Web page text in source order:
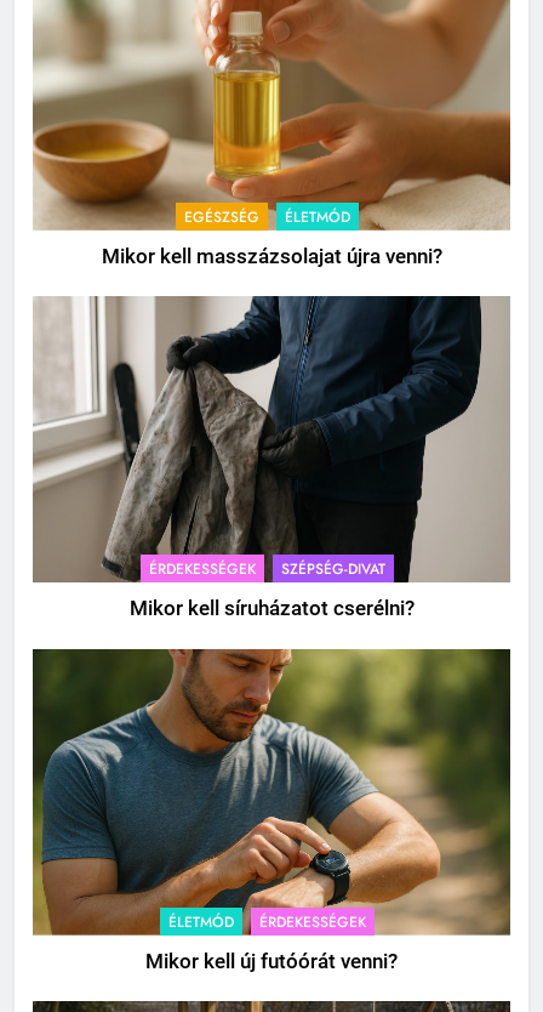
EGÉSZSÉG ÉLETMÓD
Mikor kell masszázsolajat újra venni?
ÉRDEKESSÉGEK SZÉPSÉG-DIVAT
Mikor kell síruházatot cserélni?
ÉLETMÓD ÉRDEKESSÉGEK
Mikor kell új futóórát venni?